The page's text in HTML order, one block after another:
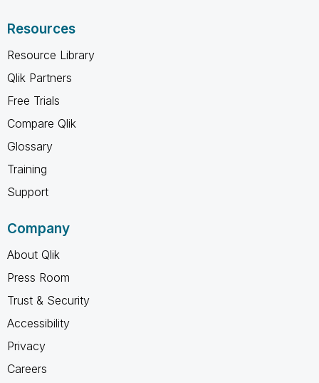
Resources
Resource Library
Qlik Partners
Free Trials
Compare Qlik
Glossary
Training
Support
Company
About Qlik
Press Room
Trust & Security
Accessibility
Privacy
Careers